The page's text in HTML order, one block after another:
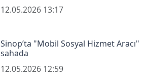
12.05.2026 13:17
Sinop’ta "Mobil Sosyal Hizmet Aracı"
sahada
12.05.2026 12:59